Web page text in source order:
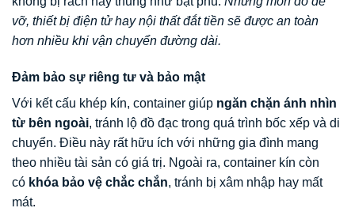
vỡ, thiết bị điện tử hay nội thất đắt tiền sẽ được an toàn
hơn nhiều khi vận chuyển đường dài.
Đảm bảo sự riêng tư và bảo mật
Với kết cấu khép kín, container giúp ngăn chặn ánh nhìn
từ bên ngoài, tránh lộ đồ đạc trong quá trình bốc xếp và di
chuyển. Điều này rất hữu ích với những gia đình mang
theo nhiều tài sản có giá trị. Ngoài ra, container kín còn
có khóa bảo vệ chắc chắn, tránh bị xâm nhập hay mất
mát.